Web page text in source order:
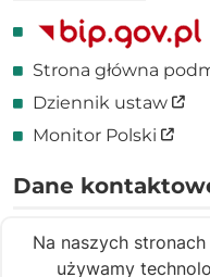
Na naszych
używamy
Strona główna
Dziennik ustaw
Monitor Polski
Dane
ul. Garbary 15, 61-
(+48 61) 885 05